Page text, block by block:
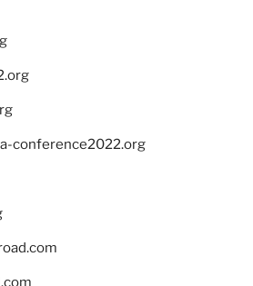
conference2022.org